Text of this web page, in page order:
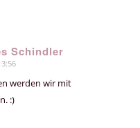
Schindler
werden wir mit
:)